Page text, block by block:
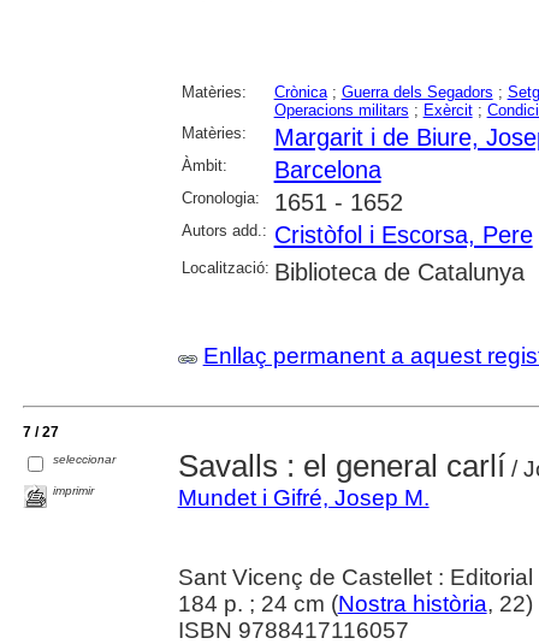
Matèries: Crònica; Guerra dels Segadors ;
Operacions militars ; Exèrcit;
Matèries:
Margarit i de Biure,
Àmbit: Barcelona
Cronologia: 1651 - 1652
Autors add.: Cristòfol i Escorsa, Pere
Localització: Biblioteca de Catalunya
Enllaç permanent a aquest
7 / 27
seleccionar
imprimir
Savalls : el general carlí /
Mundet i Gifré, Josep M.
Sant Vicenç de Castellet :
184 p. ; 24 cm (Nostra història, 22)
ISBN 9788417116057